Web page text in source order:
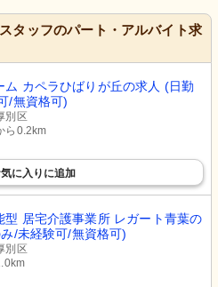
タッフのパート・アルバイト求
ム カペラひばりが丘の求人 (日勤
/無資格可)
別区
ら0.2km
に入り に追加
型 居宅介護事業所 レガート青葉の
/未経験可/無資格可)
別区